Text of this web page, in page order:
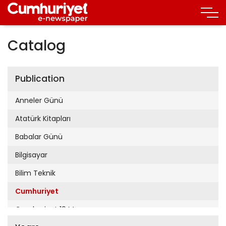
Catalog
Publication
Anneler Günü
Atatürk Kitapları
Babalar Günü
Bilgisayar
Bilim Teknik
Cumhuriyet
Cumhuriyet 19 Mayıs